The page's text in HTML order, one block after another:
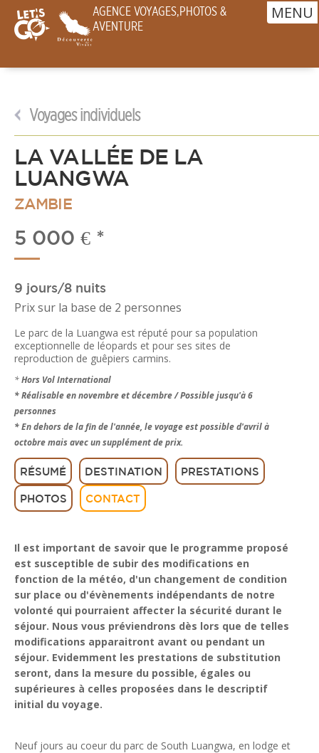
AGENCE VOYAGES,PHOTOS &
AVENTURE
MENU
Voyagesindividuels
LA VALLÉE DE LA
LUANGWA
ZAMBIE
5 000 € *
9 jours/8 nuits
Prix sur la base de 2 personnes
Le parc de la Luangwa est réputé pour sa population
exceptionnelle de léopards et pour ses sites de
reproduction de guêpiers carmins.
*Hors Vol International
* Réalisable en novembre et décembre / Possible jusqu'à 6
personnes
* En dehors de la fin de l'année, le voyage est possible d'avril à
octobre mais avec un supplément de prix.
RÉSUMÉ DESTINATION PRESTATIONS
PHOTOS CONTACT
Il est important de savoir que le programme proposé
est susceptible de subir des modifications en
fonction de la météo, d'un changement de condition
sur place ou d'évènements indépendants de notre
volonté qui pourraient affecter la sécurité durant le
séjour. Nous vous préviendrons dès lors que de telles
modifications apparaitront avant ou pendant un
séjour. Evidemment les prestations de substitution
seront, dans la mesure du possible, égales ou
supérieures à celles proposées dans le descriptif
initial du voyage.
Neuf jours au coeur du parc de South Luangwa, en lodge et